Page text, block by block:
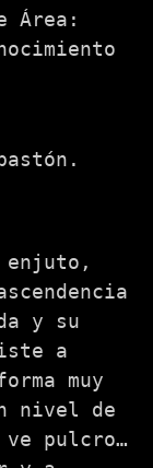
Área:
enjuto,
y su
a
muy
nivel de
pulcro…